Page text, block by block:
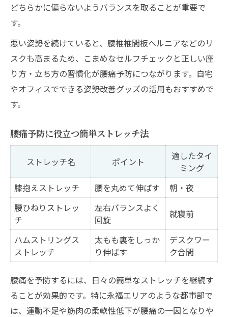
どちらかに偏らないようバランスを取ることが重要で
す。
悪い姿勢を続けていると、腰椎椎間板ヘルニアなどのリ
スクも高まるため、こまめなセルフチェックと正しい座
り方・立ち方の習慣化が腰痛予防につながります。自宅
やオフィスでできる姿勢改善グッズの活用もおすすめで
す。
腰痛予防に役立つ簡単ストレッチ法
ストレッチ名 ポイント
適したタイ
ミング
膝抱えストレッチ
腰を丸めて伸ばす
朝・夜
腰ひねりストレッ
チ
左右バランスよく
回旋
就寝前
ハムストリングス
ストレッチ
太もも裏をしっか
り伸ばす
デスクワー
ク合間
腰痛を予防するには、日々の簡単なストレッチを継続す
ることが効果的です。特に永福エリアのような都市部で
は、運動不足や筋肉の柔軟性低下が腰痛の一因となりや